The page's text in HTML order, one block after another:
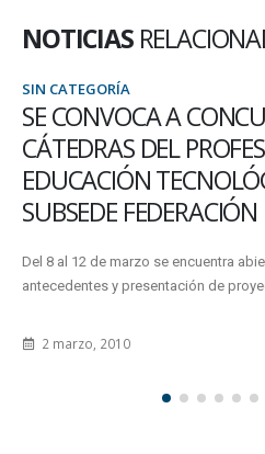
NOTICIAS
SIN CATEGORÍA
SE CONVOCA A
CÁTEDRAS DEL
EDUCACIÓN
SUBSEDE FEDERACIÓN
Del 8 al 12 de marzo se encuentra
antecedentes y presentación de
2 marzo, 2010